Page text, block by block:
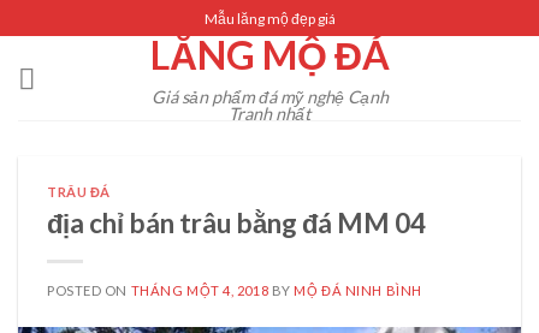
content
Mẫu lăng mộ đẹp giá
LĂNG MỘ ĐÁ
Giá sản phẩm đá mỹ nghệ Cạnh
Tranh nhất
TRÂU ĐÁ
địa chỉ bán trâu bằng đá MM 04
POSTED ON THÁNG MỘT 4, 2018 BY MỘ ĐÁ NINH BÌNH